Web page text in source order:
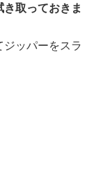
取っておきま
ッパーをスラ